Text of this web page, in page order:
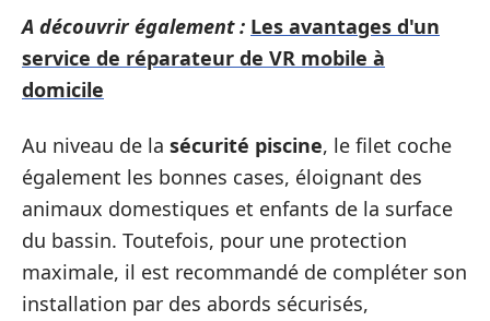
A découvrir également : Les avantages d'un
service de réparateur de VR mobile à
domicile
Au niveau de la sécurité piscine, le filet coche
également les bonnes cases, éloignant des
animaux domestiques et enfants de la surface
du bassin. Toutefois, pour une protection
maximale, il est recommandé de compléter son
installation par des abords sécurisés,